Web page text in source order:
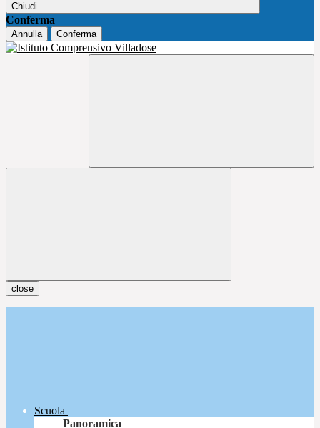
Chiudi
Conferma
Annulla Conferma
close
Scuola
Panoramica